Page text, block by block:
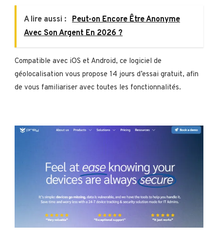
A lire aussi :
Peut-on Encore Être Anonyme
Avec Son Argent En 2026 ?
Compatible avec iOS et Android, ce logiciel de
géolocalisation vous propose 14 jours d’essai gratuit, afin
de vous familiariser avec toutes les fonctionnalités.